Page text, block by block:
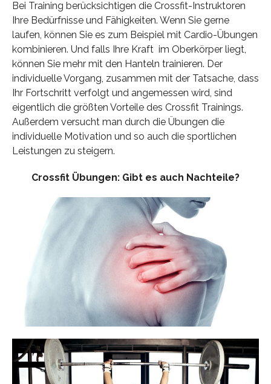
Bei Training berücksichtigen die Crossfit-Instruktoren
Ihre Bedürfnisse und Fähigkeiten. Wenn Sie gerne
laufen, können Sie es zum Beispiel mit Cardio-Übungen
kombinieren. Und falls Ihre Kraft im Oberkörper liegt,
können Sie mehr mit den Hanteln trainieren. Der
individuelle Vorgang, zusammen mit der Tatsache, dass
Ihr Fortschritt verfolgt und angemessen wird, sind
eigentlich die größten Vorteile des Crossfit Trainings.
Außerdem versucht man durch die Übungen die
individuelle Motivation und so auch die sportlichen
Leistungen zu steigern.
Crossfit Übungen: Gibt es auch Nachteile?